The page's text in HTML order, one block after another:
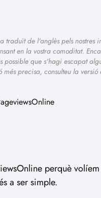
traduït de l'anglès pels nostres
en la vostra comoditat.
possible que s'hagi escapat
precisa, consulteu la versió
perquè
a ser simple.